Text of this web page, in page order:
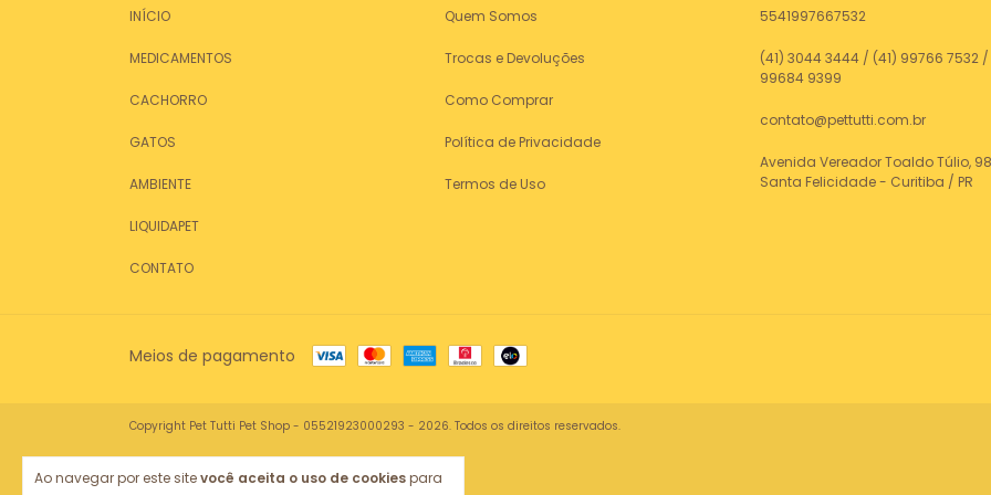
Ao navegar por este sitevocê aceita o uso de cookiespara
INÍCIO
MEDICAMENTOS
CACHORRO
GATOS
AMBIENTE
LIQUIDAPET
CONTATO
Quem Somos
Trocas e Devoluções
Como Comprar
Política de Privacidade
Termos de Uso
5541997667532
(41) 3044 3444 / (41) 99766 7532 /
99684 9399
contato@pettutti.com.br
Avenida Vereador Toaldo Túlio,
Santa Felicidade - Curitiba / PR
Meios de pagamento
Copyright Pet Tutti Pet Shop - 05521923000293 - 2026. Todos os direitos reservados.